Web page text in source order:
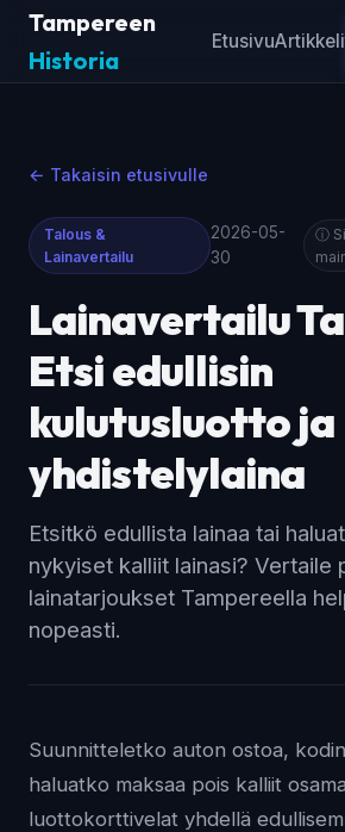
Tampereen
Historia
Etusivu
← Takaisin etusivulle
Talous &
Lainavertailu
2026-05-
30
ⓘ
Lainavertailu
Etsi edullisin
kulutusluotto ja
yhdistelylaina
Etsitkö edullista lainaa tai
nykyiset kalliit lainasi? Vertaile
lainatarjoukset Tampereella
nopeasti.
Suunnitteletko auton ostoa,
haluatko maksaa pois kalliit
luottokorttivelat yhdellä